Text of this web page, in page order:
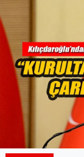
Yaşam